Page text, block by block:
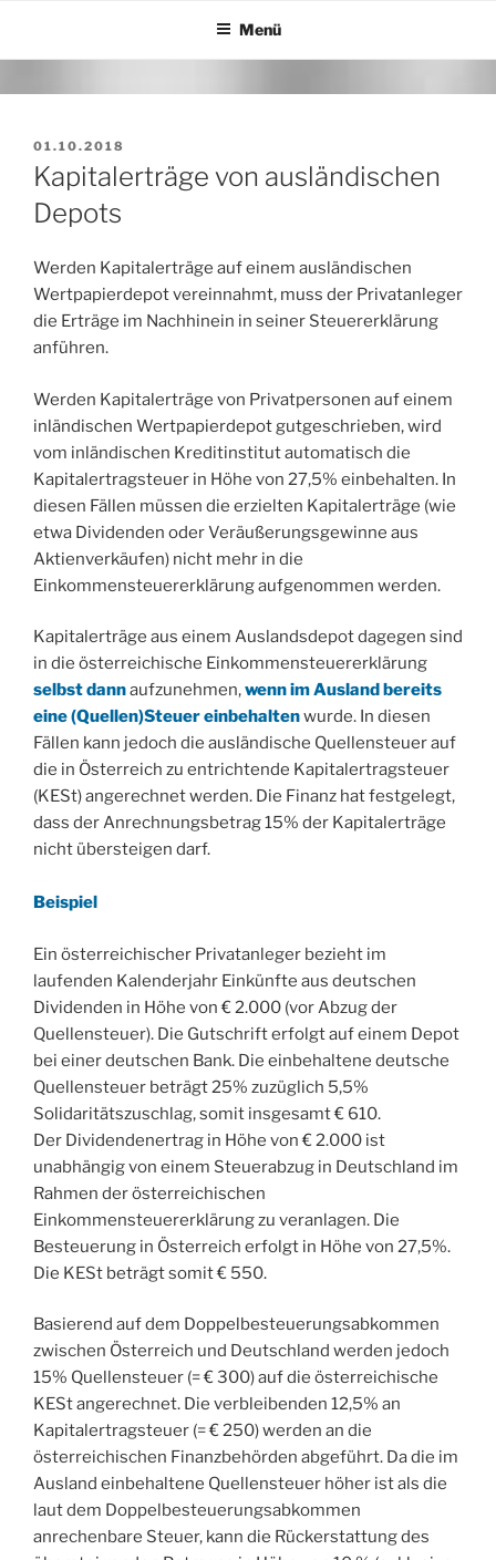
springen
Menü
VERÖFFENTLICHT
AM
01.10.2018
Kapitalerträge von ausländischen
Depots
Werden Kapitalerträge auf einem ausländischen
Wertpapierdepot vereinnahmt, muss der Privatanleger
die Erträge im Nachhinein in seiner Steuererklärung
anführen.
Werden Kapitalerträge von Privatpersonen auf einem
inländischen Wertpapierdepot gutgeschrieben, wird
vom inländischen Kreditinstitut automatisch die
Kapitalertragsteuer in Höhe von 27,5% einbehalten. In
diesen Fällen müssen die erzielten Kapitalerträge (wie
etwa Dividenden oder Veräußerungsgewinne aus
Aktienverkäufen) nicht mehr in die
Einkommensteuererklärung aufgenommen werden.
Kapitalerträge aus einem Auslandsdepot dagegen sind
in die österreichische Einkommensteuererklärung
selbst dannaufzunehmen,wenn im Ausland bereits
eine (Quellen)Steuer einbehaltenwurde. In diesen
Fällen kann jedoch die ausländische Quellensteuer auf
die in Österreich zu entrichtende Kapitalertragsteuer
(KESt) angerechnet werden. Die Finanz hat festgelegt,
dass der Anrechnungsbetrag 15% der Kapitalerträge
nicht übersteigen darf.
Beispiel
Ein österreichischer Privatanleger bezieht im
laufenden Kalenderjahr Einkünfte aus deutschen
Dividenden in Höhe von € 2.000 (vor Abzug der
Quellensteuer). Die Gutschrift erfolgt auf einem Depot
bei einer deutschen Bank. Die einbehaltene deutsche
Quellensteuer beträgt 25% zuzüglich 5,5%
Solidaritätszuschlag, somit insgesamt € 610.
Der Dividendenertrag in Höhe von € 2.000 ist
unabhängig von einem Steuerabzug in Deutschland im
Rahmen der österreichischen
Einkommensteuererklärung zu veranlagen. Die
Besteuerung in Österreich erfolgt in Höhe von 27,5%.
Die KESt beträgt somit € 550.
Basierend auf dem Doppelbesteuerungsabkommen
zwischen Österreich und Deutschland werden jedoch
15% Quellensteuer (= € 300) auf die österreichische
KESt angerechnet. Die verbleibenden 12,5% an
Kapitalertragsteuer (= € 250) werden an die
österreichischen Finanzbehörden abgeführt. Da die im
Ausland einbehaltene Quellensteuer höher ist als die
laut dem Doppelbesteuerungsabkommen
anrechenbare Steuer, kann die Rückerstattung des